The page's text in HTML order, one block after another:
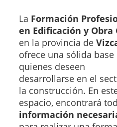
La Formación
en Edificación y Obra
en la provincia de
ofrece una sólida base
quienes deseen
desarrollarse en el
la construcción. En
espacio, encontrará
información